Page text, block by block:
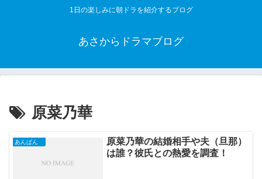
1日の楽しみに朝ドラを紹介するブログ
あさからドラマブログ
原菜乃華
あんぱん
原菜乃華の結婚相手や夫（旦那）
は誰？彼氏との熱愛を調査！